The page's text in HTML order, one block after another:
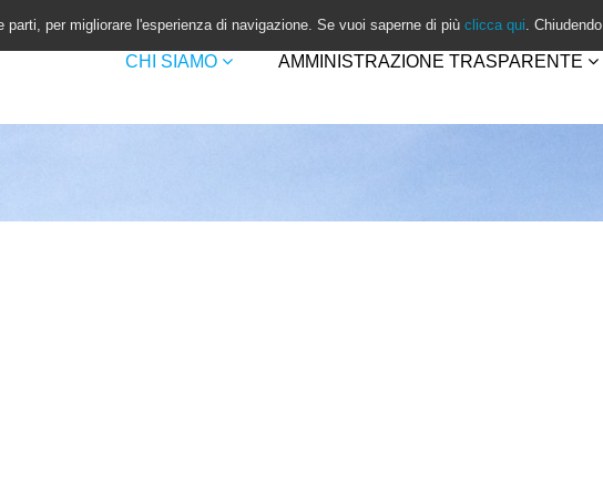
CHI SIAMO AMMINISTRAZIONE TRASPARENTE
per migliorare l'esperienza di navigazione. Se vuoi saperne di più clicca qui.